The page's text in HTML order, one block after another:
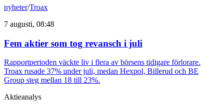
nyheter/Troax
7 augusti, 08:48
Fem aktier som tog revansch i juli
Rapportperioden väckte liv i flera av börsens tidigare förlorare.
Troax rusade 37% under juli, medan Hexpol, Billerud och BE
Group steg mellan 18 till 23%.
Aktieanalys